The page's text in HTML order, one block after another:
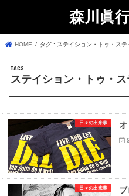
森川眞
HOME タグ : ステイション・トゥ・ステ
ステイション・トゥ・
日々の出来事 オ
日々の出来事